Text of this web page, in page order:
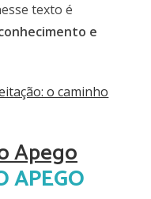
texto é
e
o caminho
APEGO